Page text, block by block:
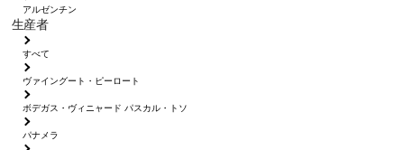
アルゼンチン
生産者
すべて
ヴァイングート・ピーロート
ボデガス・ヴィニャード パスカル・トソ
パナメラ